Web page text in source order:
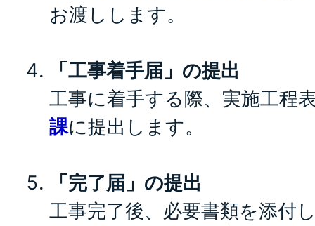
お渡しします。
「工事着手届」の提出
工事に着手する際、実施工程
課に提出します。
「完了届」の提出
工事完了後、必要書類を添付